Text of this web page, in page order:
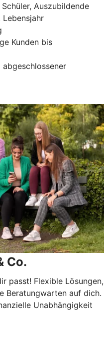
Auszubildende
Lebensjahr
Kunden bis
Co.
passt! Flexible Lösungen,
Beratungwarten auf dich.
Unabhängigkeit